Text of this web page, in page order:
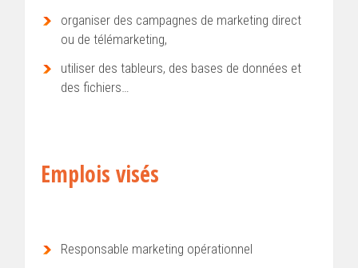
organiser des campagnes de marketing direct
ou de télémarketing,
utiliser des tableurs, des bases de données et
des fichiers…
Emplois visés
Responsable marketing opérationnel